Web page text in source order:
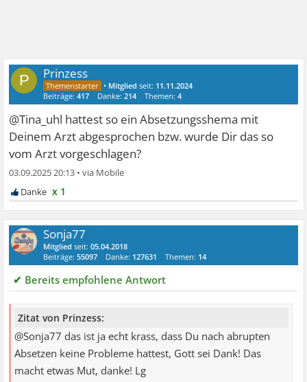
P Prinzess
• Mitglied seit: 11.11.2024
Beiträge:417 Danke:214 Themen:4
@Tina_uhl hattest so ein Absetzungsshema mit
Deinem Arzt abgesprochen bzw. wurde Dir das so
vom Arzt vorgeschlagen?
03.09.2025 20:13 •
x 1
Sonja77
Mitglied seit:05.04.2018
Beiträge:55097 Danke: 127631 Themen: 14
✔ Bereits empfohlene Antwort
Zitat von Prinzess:
@Sonja77 das ist ja echt krass, dass Du nach abrupten
Absetzen keine Probleme hattest, Gott sei Dank! Das
macht etwas Mut, danke! Lg